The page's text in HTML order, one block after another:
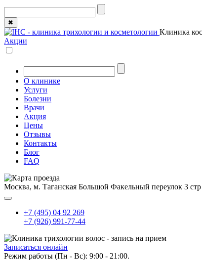
✖
Клиника
Акции
О клинике
Услуги
Болезни
Врачи
Акция
Цены
Отзывы
Контакты
Блог
FAQ
Москва, м. Таганская Большой Факельный переулок 3 стр
+7 (495) 04 92 269
+7 (926) 991-77-44
Записаться онлайн
Режим работы (Пн - Вс): 9:00 - 21:00.